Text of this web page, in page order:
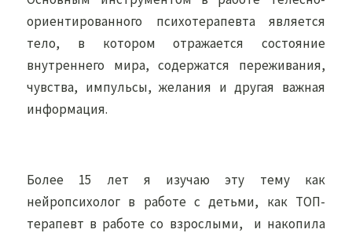
ориентированного психотерапевта является
тело, в котором отражается состояние
внутреннего мира, содержатся переживания,
чувства, импульсы, желания и другая важная
информация.
Более 15 лет я изучаю эту тему как
нейропсихолог в работе с детьми, как ТОП-
терапевт в работе со взрослыми, и накопила